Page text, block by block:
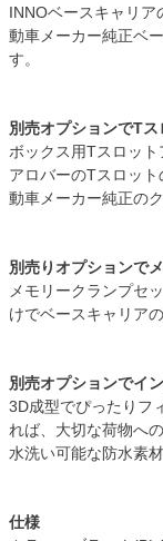
INNOベースキャリア
動車メーカー純正ベ
す。
別売オプションでT
ボックス用Tスロット
アロバーのTスロッ
動車メーカー純正の
別売りオプションで
メモリークランプセ
けでベースキャリア
別売オプションでイ
3D成型でぴったりフ
れば、大切な荷物へ
水洗い可能な防水素
仕様